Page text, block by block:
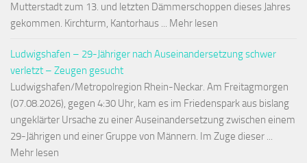
Mutterstadt zum 13. und letzten Dämmerschoppen dieses Jahres
gekommen. Kirchturm, Kantorhaus ... Mehr lesen
Ludwigshafen – 29-Jähriger nach Auseinandersetzung schwer
verletzt – Zeugen gesucht
Ludwigshafen/Metropolregion Rhein-Neckar. Am Freitagmorgen
(07.08.2026), gegen 4:30 Uhr, kam es im Friedenspark aus bislang
ungeklärter Ursache zu einer Auseinandersetzung zwischen einem
29-Jährigen und einer Gruppe von Männern. Im Zuge dieser ...
Mehr lesen